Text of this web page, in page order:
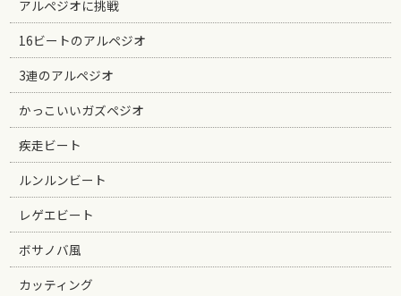
アルペジオに挑戦
16ビートのアルペジオ
3連のアルペジオ
かっこいいガズペジオ
疾走ビート
ルンルンビート
レゲエビート
ボサノバ風
カッティング